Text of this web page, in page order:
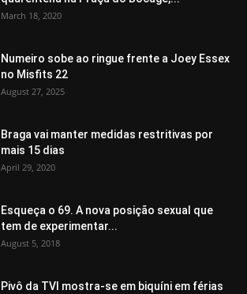
March 18, 2020
Numeiro sobe ao ringue frente a Joey Essex
no Misfits 22
August 27, 2025
Braga vai manter medidas restritivas por
mais 15 dias
April 29, 2020
Esqueça o 69. A nova posição sexual que
tem de experimentar...
August 5, 2018
Pivô da TVI mostra-se em biquíni em férias